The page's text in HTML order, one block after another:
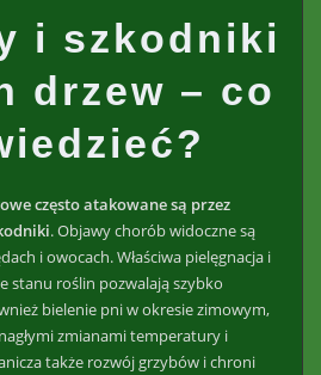
i szkodniki
drzew – co
często atakowane są przez
. Objawy chorób widoczne są
i owocach. Właściwa pielęgnacja i
stanu roślin pozwalają szybko
bielenie pni w okresie zimowym,
zmianami temperatury i
także rozwój grzybów i chroni